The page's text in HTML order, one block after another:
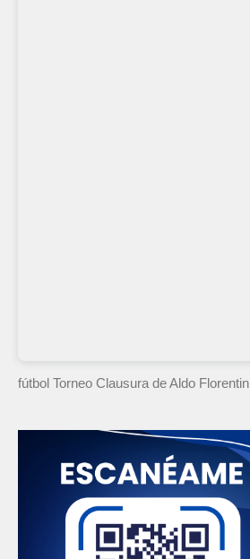
fútbol Torneo Clausurade Aldo Florentin